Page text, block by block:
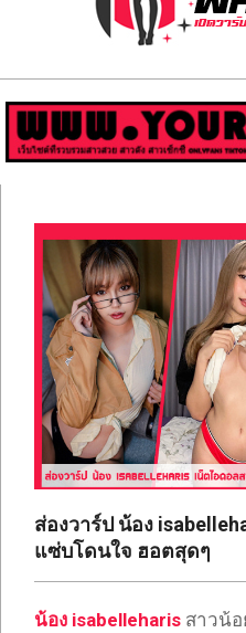
ส่อง
วาร์
ป
สวย
มีชื่อ
เสียง
คน
ดัง
คน
กระแส
เซ็กซี่
ONLYFANS
TIKTOK
Navigation
ส่องวาร์ป น้อง
แซ่บโดนใจ ฮอตสุดๆ
น้อง isabelleharis สาวน้